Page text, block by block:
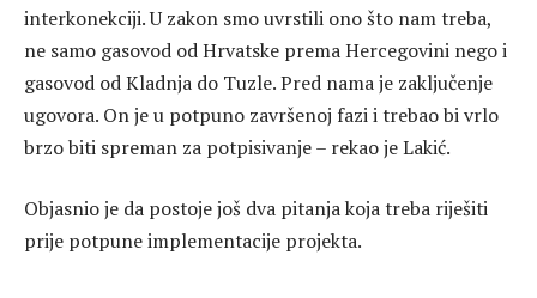
interkonekciji. U zakon smo uvrstili ono što nam treba,
ne samo gasovod od Hrvatske prema Hercegovini nego i
gasovod od Kladnja do Tuzle. Pred nama je zaključenje
ugovora. On je u potpuno završenoj fazi i trebao bi vrlo
brzo biti spreman za potpisivanje – rekao je Lakić.
Objasnio je da postoje još dva pitanja koja treba riješiti
prije potpune implementacije projekta.